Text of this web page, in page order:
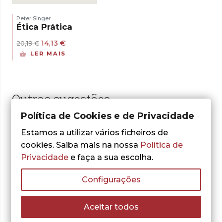
Peter Singer
Ética Prática
20,19€ O
preço
14,13 €
LER MAIS
Outras sugestões
Política de Cookies e de Privacidade
Estamos a utilizar vários ficheiros de
cookies. Saiba mais na nossa Política de
Privacidade e faça a sua escolha.
Configurações
Aceitar todos